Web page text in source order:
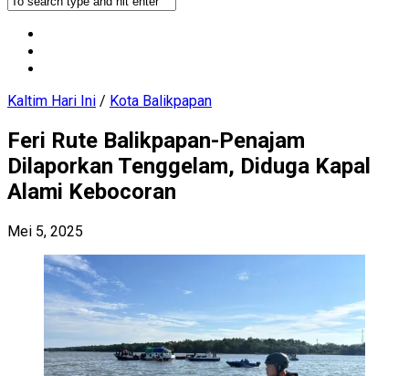
Kaltim Hari Ini / Kota Balikpapan
Feri Rute Balikpapan-Penajam
Dilaporkan Tenggelam, Diduga Kapal
Alami Kebocoran
Mei 5, 2025